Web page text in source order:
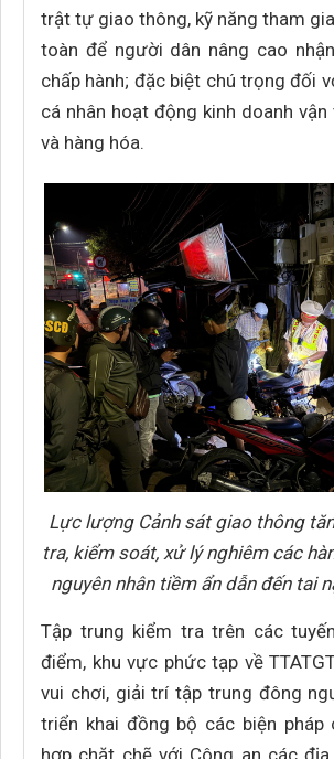
trật tự giao thông, kỹ năng tham
toàn để người dân nâng cao
chấp hành; đặc biệt chú trọng đối
cá nhân hoạt động kinh doanh vận
và hàng hóa.
Lực lượng Cảnh sát giao thông
tra, kiểm soát, xử lý nghiêm các
nguyên nhân tiềm ẩn dẫn đến tai
Tập trung kiểm tra trên các
điểm, khu vực phức tạp về
vui chơi, giải trí tập trung đông
triển khai đồng bộ các biện pháp
hợp chặt chẽ với Công an các